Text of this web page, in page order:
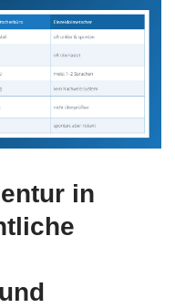
in